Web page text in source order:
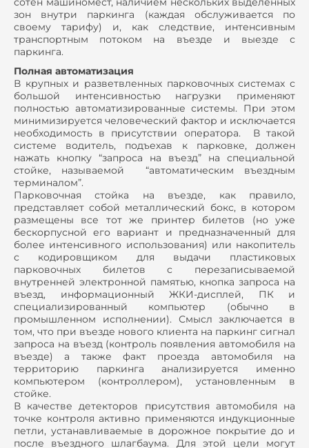
зон внутри паркинга (каждая обслуживается по
своему тарифу) и, как следствие, интенсивным
транспортным потоком на въезде и выезде с
паркинга.
Полная автоматизация
В крупных и разветвленных парковочных системах с
большой интенсивностью нагрузки применяют
полностью автоматизированные системы. При этом
минимизируется человеческий фактор и исключается
необходимость в присутствии оператора. В такой
системе водитель, подъехав к парковке, должен
нажать кнопку “запроса на въезд” на специальной
стойке, называемой “автоматическим въездным
терминалом”.
Парковочная стойка на въезде, как правило,
представляет собой металлический бокс, в котором
размещены все тот же принтер билетов (но уже
бескорпусной его вариант и предназначенный для
более интенсивного использования) или накопитель
с кодировщиком для выдачи пластиковых
парковочных билетов с перезаписываемой
внутренней электронной памятью, кнопка запроса на
въезд, информационный ЖКИ-дисплей, ПК и
специализированный компьютер (обычно в
промышленном исполнении). Смысл заключается в
том, что при въезде нового клиента на паркинг сигнал
запроса на въезд (контроль появления автомобиля на
въезде) а также факт проезда автомобиля на
территорию паркинга анализируется именно
компьютером (контроллером), установленным в
стойке.
В качестве детекторов присутствия автомобиля на
точке контроля активно применяются индукционные
петли, устанавливаемые в дорожное покрытие до и
после въездного шлагбаума. Для этой цели могут